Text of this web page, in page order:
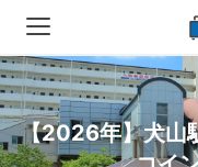
【2026年】犬山